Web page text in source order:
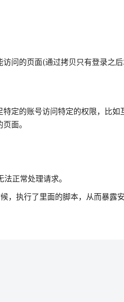
问的页面(通过拷贝只有登录之
定的账号访问特定的权限，比
面。
正常处理请求。
，执行了里面的脚本，从而暴露